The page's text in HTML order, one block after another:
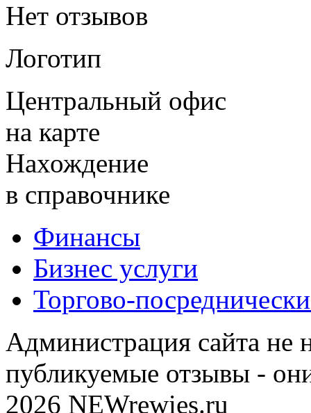
Нет отзывов
Логотип
Центральный офис
на карте
Нахождение
в справочнике
Финансы
Бизнес услуги
Торгово-
Администрация сайта не
публикуемые отзывы -
2026 NEWrewies.ru